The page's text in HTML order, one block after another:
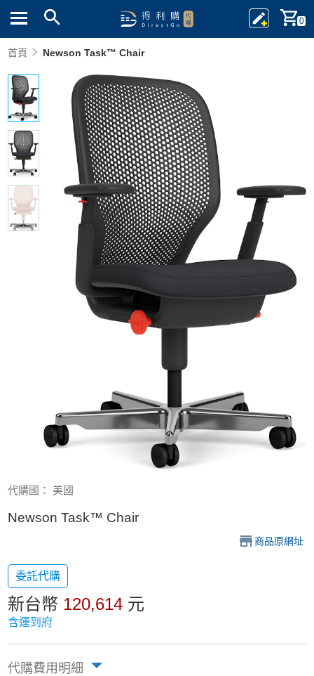
0
首頁 Newson Task™ Chair
代購國： 美國
Newson Task™ Chair
商品原網址
委託代購
新台幣 120,614 元
含運到府
代購費用明細